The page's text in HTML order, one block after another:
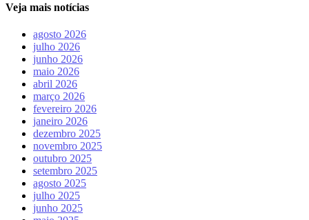
Veja mais notícias
agosto 2026
julho 2026
junho 2026
maio 2026
abril 2026
março 2026
fevereiro 2026
janeiro 2026
dezembro 2025
novembro 2025
outubro 2025
setembro 2025
agosto 2025
julho 2025
junho 2025